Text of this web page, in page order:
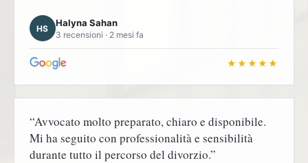
HS
Halyna Sahan
3 recensioni · 2 mesi fa
★★★★★
“Avvocato molto preparato, chiaro e disponibile.
Mi ha seguito con professionalità e sensibilità
durante tutto il percorso del divorzio.”